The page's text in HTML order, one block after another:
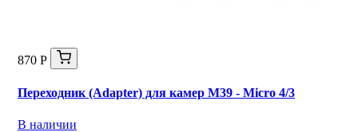
870 Р
Переходник (Adapter) для камер M39 - Micro 4/3
В наличии